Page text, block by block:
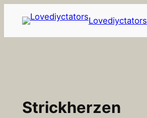
Inhalt
springen
Lovediyctators
Strickherzen